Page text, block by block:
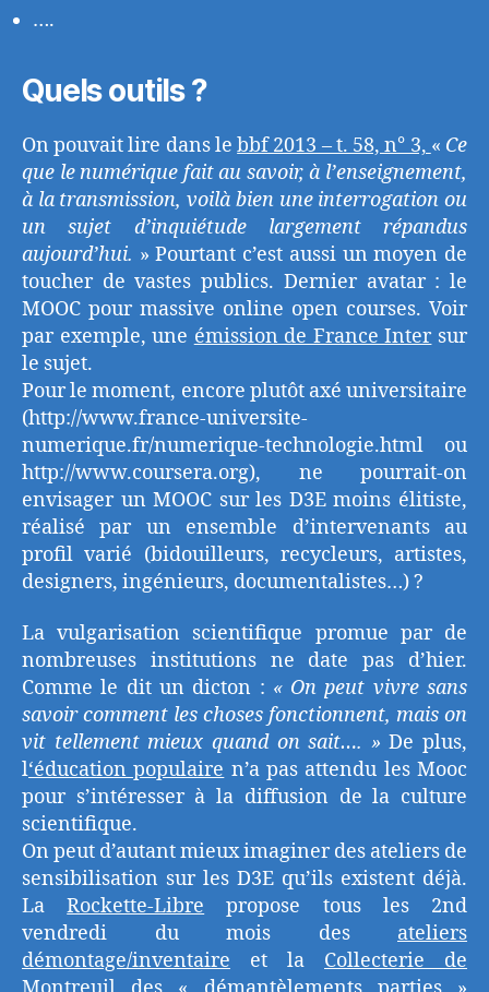
….
Quels outils ?
On pouvait lire dans lebbf 2013 – t. 58, n° 3, « Ce
que le numérique fait au savoir, à l’enseignement,
à la transmission, voilà bien une interrogation ou
un sujet d’inquiétude largement répandus
aujourd’hui. » Pourtant c’est aussi un moyen de
toucher de vastes publics. Dernier avatar : le
MOOC pour massive online open courses. Voir
par exemple, une émission de France Intersur
le sujet.
Pour le moment, encore plutôt axé universitaire
(http://www.france-universite-
numerique.fr/numerique-technologie.html ou
http://www.coursera.org), ne pourrait-on
envisager un MOOC sur les D3E moins élitiste,
réalisé par un ensemble d’intervenants au
profil varié (bidouilleurs, recycleurs, artistes,
designers, ingénieurs, documentalistes…) ?
La vulgarisation scientifique promue par de
nombreuses institutions ne date pas d’hier.
Comme le dit un dicton : « On peut vivre sans
savoir comment les choses fonctionnent, mais on
vit tellement mieux quand on sait…. » De plus,
l‘éducation populaire n’a pas attendu les Mooc
pour s’intéresser à la diffusion de la culture
scientifique.
On peut d’autant mieux imaginer des ateliers de
sensibilisation sur les D3E qu’ils existent déjà.
LaRockette-Libre propose tous les 2nd
vendredi du mois des ateliers
démontage/inventaire et la Collecterie de